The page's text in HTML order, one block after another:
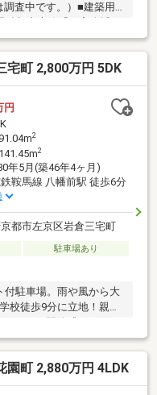
査中です。）■建築用
歩2分■京都市立上高野小
見学いただけます。
宅町 2,800万円 5DK
円
2
2
年5月(築46年4ヶ月)
鞍馬線 八幡前駅 徒歩6分
都市左京区岩倉三宅町
駐車場あり
付駐車場。雨や風から大
校徒歩9分に立地！親御
の住まいを一緒に実現
さい！≫地元に詳しいス
＆ご相談も受付中！
園町 2,880万円 4LDK